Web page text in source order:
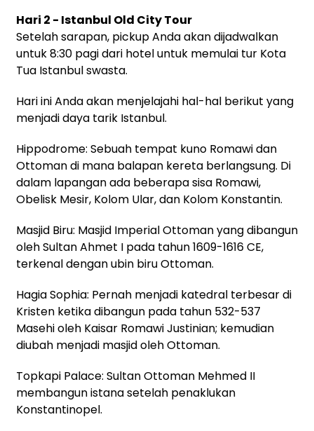
Hari 2 - Istanbul Old City Tour
Setelah sarapan, pickup Anda akan dijadwalkan
untuk 8:30 pagi dari hotel untuk memulai tur Kota
Tua Istanbul swasta.
Hari ini Anda akan menjelajahi hal-hal berikut yang
menjadi daya tarik Istanbul.
Hippodrome: Sebuah tempat kuno Romawi dan
Ottoman di mana balapan kereta berlangsung. Di
dalam lapangan ada beberapa sisa Romawi,
Obelisk Mesir, Kolom Ular, dan Kolom Konstantin.
Masjid Biru: Masjid Imperial Ottoman yang dibangun
oleh Sultan Ahmet I pada tahun 1609-1616 CE,
terkenal dengan ubin biru Ottoman.
Hagia Sophia: Pernah menjadi katedral terbesar di
Kristen ketika dibangun pada tahun 532-537
Masehi oleh Kaisar Romawi Justinian; kemudian
diubah menjadi masjid oleh Ottoman.
Topkapi Palace: Sultan Ottoman Mehmed II
membangun istana setelah penaklukan
Konstantinopel.